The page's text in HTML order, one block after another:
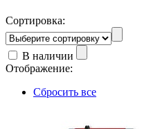
Сортировка:
В наличии
Отображение:
Сбросить все